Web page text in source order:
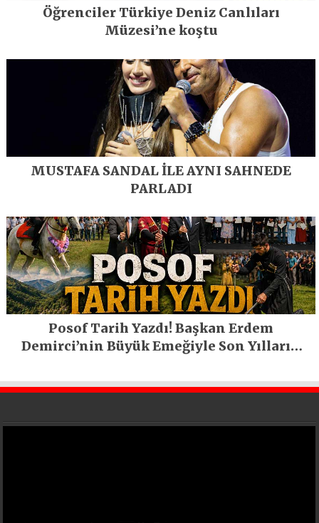
Öğrenciler Türkiye Deniz Canlıları
Müzesi’ne koştu
MUSTAFA SANDAL İLE AYNI SAHNEDE
PARLADI
Posof Tarih Yazdı! Başkan Erdem
Demirci’nin Büyük Emeğiyle Son Yılların